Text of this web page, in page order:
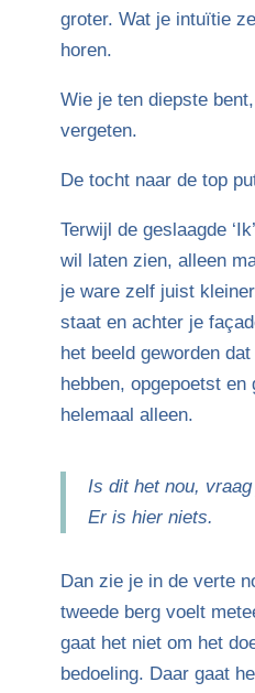
groter. Wat je intuïtie
horen.
Wie je ten diepste
vergeten.
De tocht naar de top
Terwijl de geslaagde
wil laten zien, alleen
je ware zelf juist
staat en achter je
het beeld geworden
hebben, opgepoetst en
helemaal alleen.
Is dit het nou,
Er is hier niets.
Dan zie je in de verte
tweede berg voelt
gaat het niet om het
bedoeling. Daar gaat